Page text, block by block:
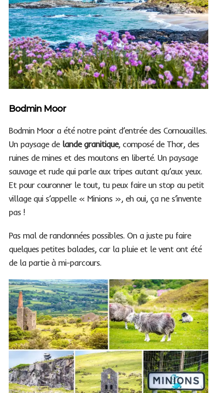
Bodmin Moor
Bodmin Moor a été notre point d’entrée des Cornouailles.
Un paysage de lande granitique, composé de Thor, des
ruines de mines et des moutons en liberté. Un paysage
sauvage et rude qui parle aux tripes autant qu’aux yeux.
Et pour couronner le tout, tu peux faire un stop au petit
village qui s’appelle « Minions », eh oui, ça ne s’invente
pas !
Pas mal de randonnées possibles. On a juste pu faire
quelques petites balades, car la pluie et le vent ont été
de la partie à mi-parcours.